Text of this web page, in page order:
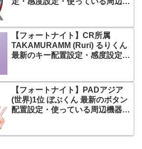
【フォートナイト】CR所属
TAKAMURAMM (Ruri) るりくん
最新のキー配置設定・感度設定・
【フォートナイト】PADアジア
(世界)1位 ぼぶくん 最新のボタン
配置設定・使っている周辺機器